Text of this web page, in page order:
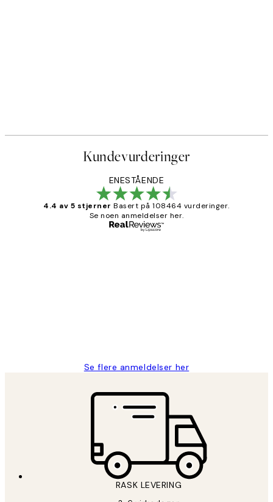
Kundevurderinger
ENESTÅENDE
4.4 av 5 stjerner Basert på 108464 vurderinger.
Se noen anmeldelser her.
Se flere anmeldelser her
RASK LEVERING